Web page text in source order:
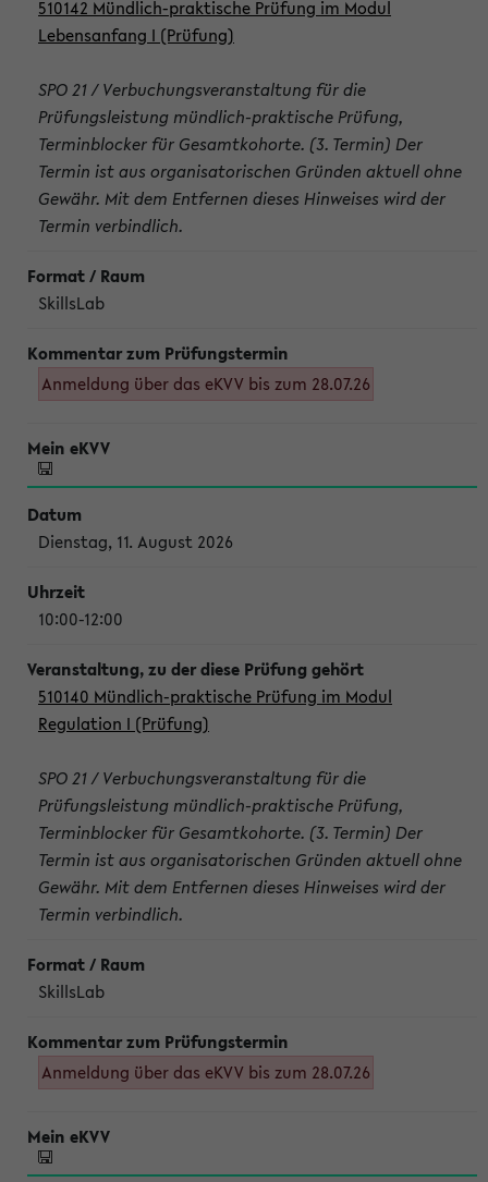
510142 Mündlich-praktische Prüfung im Modul
Lebensanfang I (Prüfung)
SPO 21 / Verbuchungsveranstaltung für die
Prüfungsleistung mündlich-praktische Prüfung,
Terminblocker für Gesamtkohorte. (3. Termin) Der
Termin ist aus organisatorischen Gründen aktuell ohne
Gewähr. Mit dem Entfernen dieses Hinweises wird der
Termin verbindlich.
SkillsLab
Anmeldung über das eKVV bis zum 28.07.26
Dienstag, 11. August 2026
10:00-12:00
510140 Mündlich-praktische Prüfung im Modul
Regulation I (Prüfung)
SPO 21 / Verbuchungsveranstaltung für die
Prüfungsleistung mündlich-praktische Prüfung,
Terminblocker für Gesamtkohorte. (3. Termin) Der
Termin ist aus organisatorischen Gründen aktuell ohne
Gewähr. Mit dem Entfernen dieses Hinweises wird der
Termin verbindlich.
SkillsLab
Anmeldung über das eKVV bis zum 28.07.26